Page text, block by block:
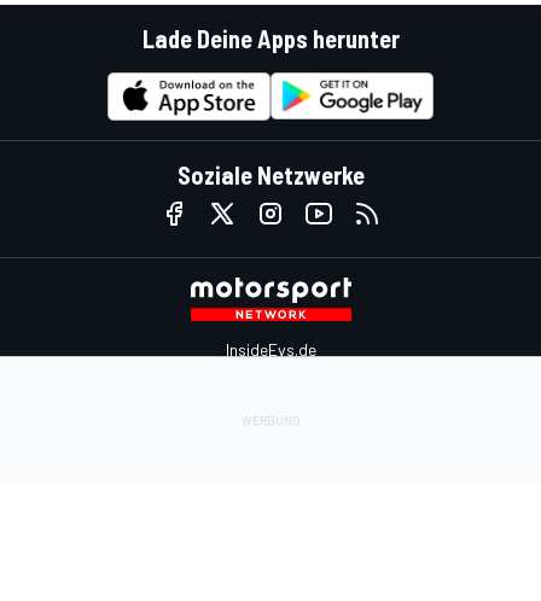
Lade Deine Apps herunter
Soziale Netzwerke
InsideEvs.de
Motorsportstats.com